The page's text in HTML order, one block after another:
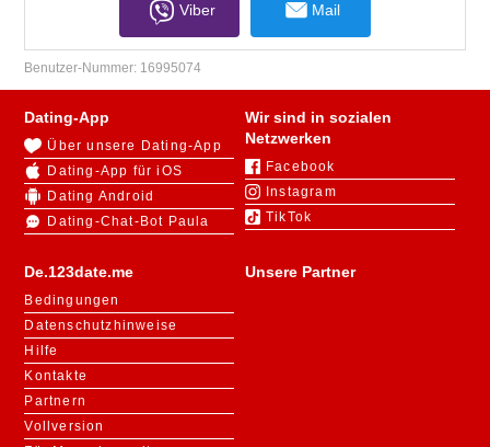
Viber Mail
Benutzer-Nummer: 16995074
De.123date.me
Bedingungen
Datenschutzhinweise
Hilfe
Kontakte
Partnern
Vollversion
Dating-App
Über unsere Dating-App
Dating-App für iOS
Dating Android
Dating-Chat-Bot Paula
Wir sind in sozialen
Netzwerken
Facebook
Instagram
TikTok
Unsere Partner